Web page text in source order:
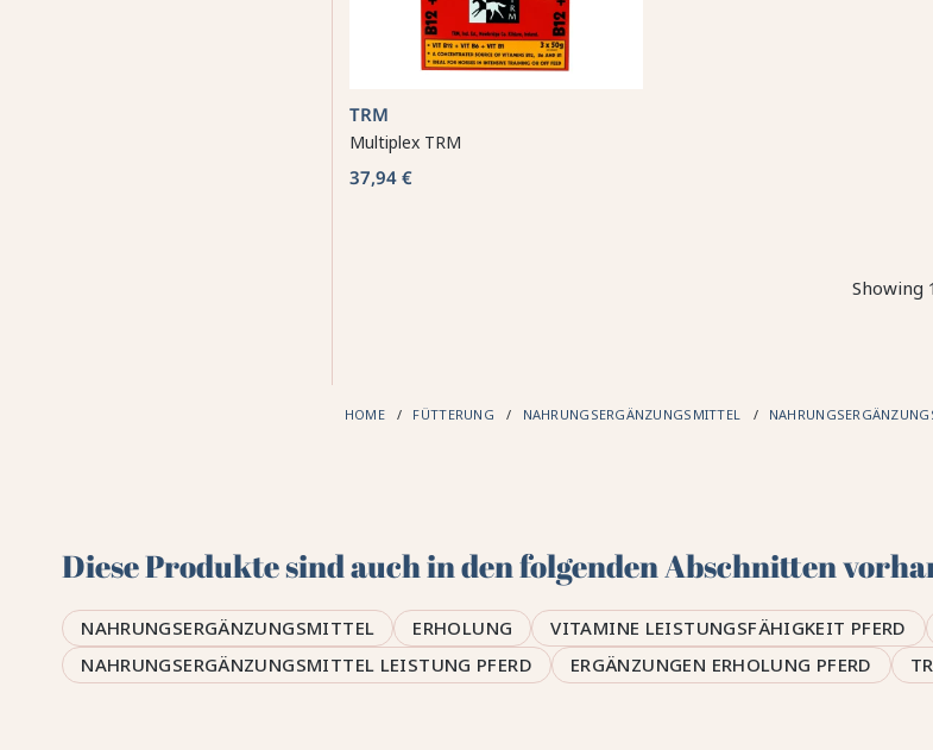
TRM
Multiplex TRM
37,94 €
Showing
HOME FÜTTERUNG NAHRUNGSERGÄNZUNGSMITTEL
Diese Produkte sind auch in den folgenden Abschnitten
NAHRUNGSERGÄNZUNGSMITTEL ERHOLUNG VITAMINE LEISTUNGSFÄHIGKEIT PFERD
NAHRUNGSERGÄNZUNGSMITTEL LEISTUNG PFERD
ERGÄNZUNGEN ERHOLUNG PFERD